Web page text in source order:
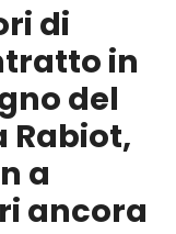
di
in
del
Rabiot,
a
ancora